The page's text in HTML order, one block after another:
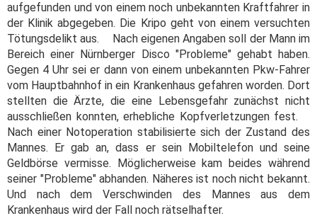
aufgefunden und von einem noch unbekannten Kraftfahrer in
der Klinik abgegeben. Die Kripo geht von einem versuchten
Tötungsdelikt aus.
Nach eigenen Angaben soll der Mann im
Bereich einer Nürnberger Disco "Probleme" gehabt haben.
Gegen 4 Uhr sei er dann von einem unbekannten Pkw-Fahrer
vom Hauptbahnhof in ein Krankenhaus gefahren worden. Dort
stellten die Ärzte, die eine Lebensgefahr zunächst nicht
ausschließen konnten, erhebliche Kopfverletzungen fest.
Nach einer Notoperation stabilisierte sich der Zustand des
Mannes. Er gab an, dass er sein Mobiltelefon und seine
Geldbörse vermisse. Möglicherweise kam beides während
seiner "Probleme" abhanden. Näheres ist noch nicht bekannt.
Und nach dem Verschwinden des Mannes aus dem
Krankenhaus wird der Fall noch rätselhafter.